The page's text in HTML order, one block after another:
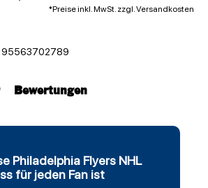
*Preise inkl. MwSt. zzgl. Versandkosten
Bewertungen
Philadelphia Flyers NHL
für jeden Fan ist